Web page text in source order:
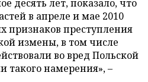
десять лет, показало, что
в апреле и мае 2010
признаков преступления
измены, в том числе
во вред Польской
такого намерения», –